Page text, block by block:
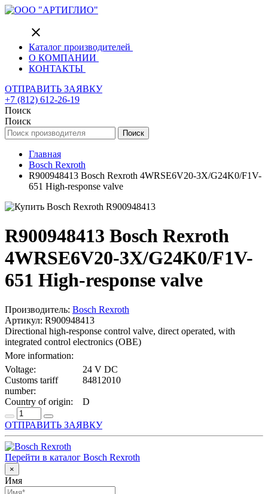
close
Каталог производителей
О КОМПАНИИ
КОНТАКТЫ
ОТПРАВИТЬ ЗАЯВКУ
+7 (812) 612-26-19
Поиск
Поиск
Поиск
Главная
Bosch Rexroth
R900948413 Bosch Rexroth 4WRSE6V20-3X/G24K0/F1V-
651 High-response valve
R900948413 Bosch Rexroth
4WRSE6V20-3X/G24K0/F1V-
651 High-response valve
Производитель: Bosch Rexroth
Артикул: R900948413
Directional high-response control valve, direct operated, with
integrated control electronics (OBE)
More information:
Voltage:
24 V DC
Customs tariff
number:
84812010
Country of origin: D
ОТПРАВИТЬ ЗАЯВКУ
Перейти в каталог Bosch Rexroth
×
Имя